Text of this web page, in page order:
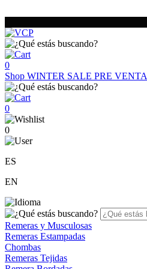
0
Shop WINTER SALE PRE VENTA
0
0
ES
EN
Remeras y Musculosas
Remeras Estampadas
Chombas
Remeras Tejidas